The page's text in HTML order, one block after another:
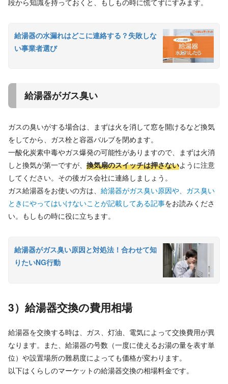
給湯器の水漏れはどこに連絡する？失敗しな
い事業者選び
給湯器がガス臭い
ガスの臭いがする場合は、まずは火を消して窓を開けるなど換気
をしてから、ガス栓と容器バルブを閉めます。
一酸化炭素中毒やガス爆発の可能性がありますので、まずは火消
しと換気が第一ですが、 換気扇のスイッチは押さないように注意
してください。その後ガス会社に連絡しましょう。
ガス給湯器をお使いの方は、 給湯器がガス臭い原因や、ガス臭い
ときにやってはいけないことが記載してある記事をお読みくださ
い。もしもの時に役に立ちます。
給湯器がガス臭い原因と対処法！合わせて知
りたいNG行動
3）給湯器交換の費用相場
給湯器を交換する時は、ガス、灯油、電気によって交換費用が異
なります。また、給湯器の号数（一度に使えるお湯の量を表す単
位）や設置場所の難易度によっても価格が変わります。
以下はくらしのマーケットの給湯器交換の相場料金です。